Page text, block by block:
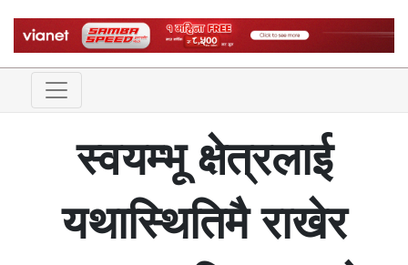
स्वयम्भू क्षेत्रलाई
यथास्थितिमै राखेर